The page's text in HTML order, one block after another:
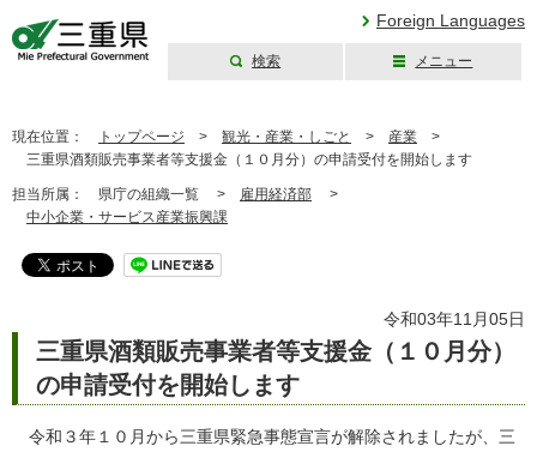
Foreign Languages
検索 メニュー
現在位置： トップページ > 観光・産業・しごと > 産業 >
三重県酒類販売事業者等支援金（１０月分）の申請受付を開始します
担当所属： 県庁の組織一覧 > 雇用経済部 >
中小企業・サービス産業振興課
令和03年11月05日
三重県酒類販売事業者等支援金（１０月分）
の申請受付を開始します
令和３年１０月から三重県緊急事態宣言が解除されましたが、三